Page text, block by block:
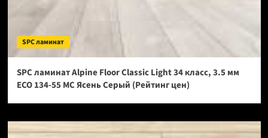
SPC ламинат
SPC ламинат Alpine Floor Classic Light 34 класс, 3.5 мм
ECO 134-55 МС Ясень Серый (Рейтинг цен)